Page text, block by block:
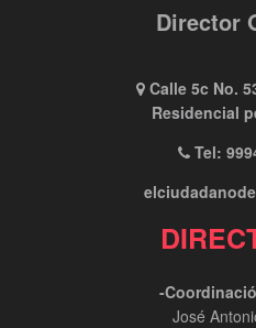
Director
Calle 5c No.
Residencial
Tel:
-
José